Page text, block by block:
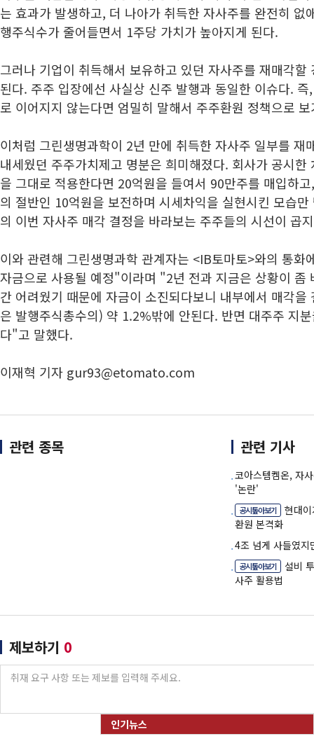
는 효과가 발생하고, 더 나아가 취득한 자사주를 완전히 없
행주식수가 줄어들면서 1주당 가치가 높아지게 된다.
그러나 기업이 취득해서 보유하고 있던 자사주를 재매각
된다. 주주 입장에선 사실상 신주 발행과 동일한 이슈다.
로 이어지지 않는다면 엄밀히 말해서 주주환원 정책으로
이처럼 그린생명과학이 2년 만에 취득한 자사주 일부를 재
내세웠던 주주가치제고 명분은 희미해졌다. 회사가 공시
을 그대로 적용한다면 20억원을 들여서 90만주를 매입하
의 절반인 10억원을 보전하며 시세차익을 실현시킨 모습
의 이번 자사주 매각 결정을 바라보는 주주들의 시선이 곱
이와 관련해 그린생명과학 관계자는 <IB토마토>와의 통화
자금으로 사용될 예정"이라며 "2년 전과 지금은 상황이 좀
간 어려웠기 때문에 자금이 소진되다보니 내부에서 매각
은 발행주식총수의) 약 1.2%밖에 안된다. 반면 대주주 지
다"고 말했다.
이재혁 기자 gur93@etomato.com
관련 종목 관련 기사
코아스템켐온, 자
'논란'
공시톺아보기
현대
환원 본격화
4조 넘게 사들였
공시톺아보기
설비
사주 활용법
제보하기 0